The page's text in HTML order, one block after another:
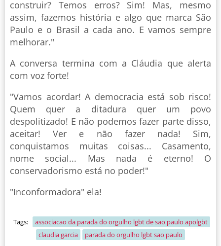
construir? Temos erros? Sim! Mas, mesmo
assim, fazemos história e algo que marca São
Paulo e o Brasil a cada ano. E vamos sempre
melhorar."
A conversa termina com a Cláudia que alerta
com voz forte!
"Vamos acordar! A democracia está sob risco!
Quem quer a ditadura quer um povo
despolitizado! E não podemos fazer parte disso,
aceitar! Ver e não fazer nada! Sim,
conquistamos muitas coisas... Casamento,
nome social... Mas nada é eterno! O
conservadorismo está no poder!"
"Inconformadora" ela!
Tags:
associacao da parada do orgulho lgbt de sao paulo apolgbt
claudia garcia
parada do orgulho lgbt sao paulo